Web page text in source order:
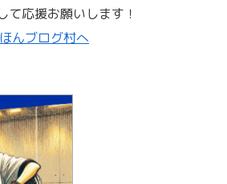
て応援お願いします！